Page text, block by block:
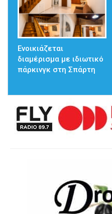
Ενοικιάζεται
διαμέρισμα με ιδιωτικό
πάρκινγκ στη Σπάρτη